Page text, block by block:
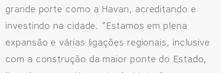
grande porte como a Havan, acreditando e
investindo na cidade. “Estamos em plena
expansão e várias ligações regionais, inclusive
com a construção da maior ponte do Estado,